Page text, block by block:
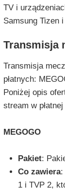
TV i
Samsung Tizen
Transmisja
Transmisja
płatnych:
Poniżej opis
stream w płatnej
MEGOGO
Pakiet:
Co zawiera:
1 i TVP 2,